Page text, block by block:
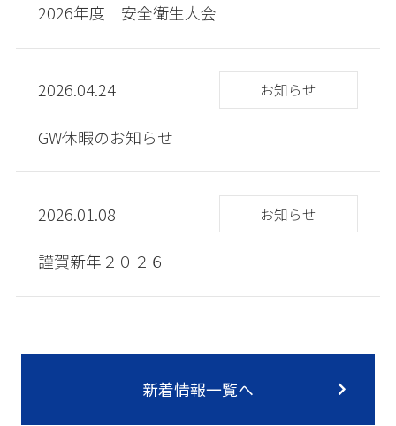
2026年度 安全衛生大会
2026.04.24 お知らせ
GW休暇のお知らせ
2026.01.08 お知らせ
謹賀新年２０２６
新着情報一覧へ